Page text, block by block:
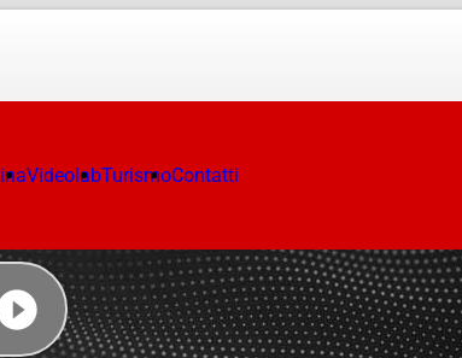
VideolabTurismoContatti